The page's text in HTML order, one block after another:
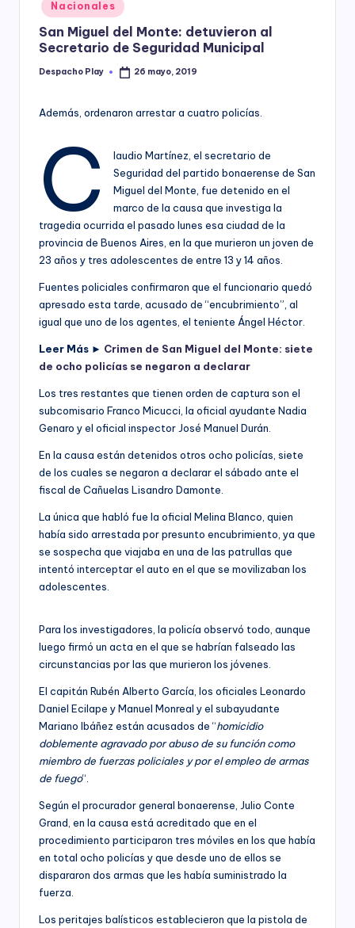
y
in
Nacionales
San Miguel del Monte: detuvieron al
Secretario de Seguridad Municipal
Posted
Despacho Play 26 mayo, 2019
Además, ordenaron arrestar a cuatro policías.
C
laudio Martínez, el secretario de
Seguridad del partido bonaerense de San
Miguel del Monte, fue detenido en el
marco de la causa que investiga la
tragedia ocurrida el pasado lunes esa ciudad de la
provincia de Buenos Aires, en la que murieron un joven de
23 años y tres adolescentes de entre 13 y 14 años.
Fuentes policiales confirmaron que el funcionario quedó
apresado esta tarde, acusado de “encubrimiento”, al
igual que uno de los agentes, el teniente Ángel Héctor.
Leer Más ► Crimen de San Miguel del Monte: siete
de ocho policías se negaron a declarar
Los tres restantes que tienen orden de captura son el
subcomisario Franco Micucci, la oficial ayudante Nadia
Genaro y el oficial inspector José Manuel Durán.
En la causa están detenidos otros ocho policías, siete
de los cuales se negaron a declarar el sábado ante el
fiscal de Cañuelas Lisandro Damonte.
La única que habló fue la oficial Melina Blanco, quien
había sido arrestada por presunto encubrimiento, ya que
se sospecha que viajaba en una de las patrullas que
intentó interceptar el auto en el que se movilizaban los
adolescentes.
Para los investigadores, la policía observó todo, aunque
luego firmó un acta en el que se habrían falseado las
circunstancias por las que murieron los jóvenes.
El capitán Rubén Alberto García, los oficiales Leonardo
Daniel Ecilape y Manuel Monreal y el subayudante
Mariano Ibáñez están acusados de “homicidio
doblemente agravado por abuso de su función como
miembro de fuerzas policiales y por el empleo de armas
de fuego“.
Según el procurador general bonaerense, Julio Conte
Grand, en la causa está acreditado que en el
procedimiento participaron tres móviles en los que había
en total ocho policías y que desde uno de ellos se
dispararon dos armas que les había suministrado la
fuerza.
Los peritajes balísticos establecieron que la pistola de